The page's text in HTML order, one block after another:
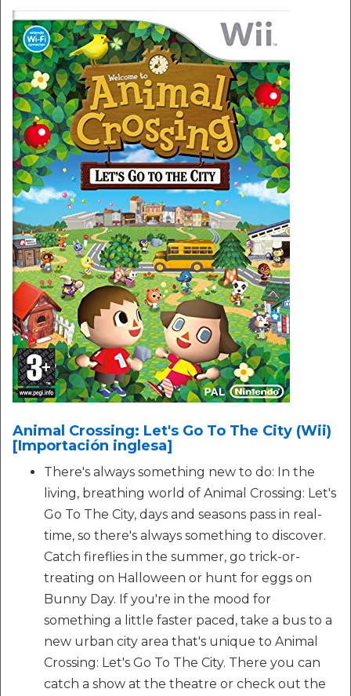
Animal Crossing: Let's Go To The City (Wii)
[Importación inglesa]
There's always something new to do: In the
living, breathing world of Animal Crossing: Let's
Go To The City, days and seasons pass in real-
time, so there's always something to discover.
Catch fireflies in the summer, go trick-or-
treating on Halloween or hunt for eggs on
Bunny Day. If you're in the mood for
something a little faster paced, take a bus to a
new urban city area that's unique to Animal
Crossing: Let's Go To The City. There you can
catch a show at the theatre or check out the